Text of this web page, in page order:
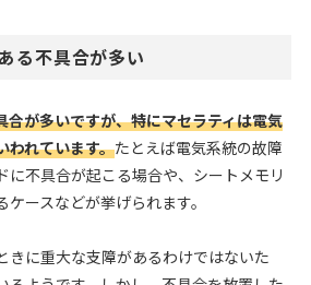
る不具合が多い
合が多いですが、特にマセラティは電気
われています。たとえば電気系統の故障
に不具合が起こる場合や、シートメモリ
ースなどが挙げられます。
きに重大な支障があるわけではないた